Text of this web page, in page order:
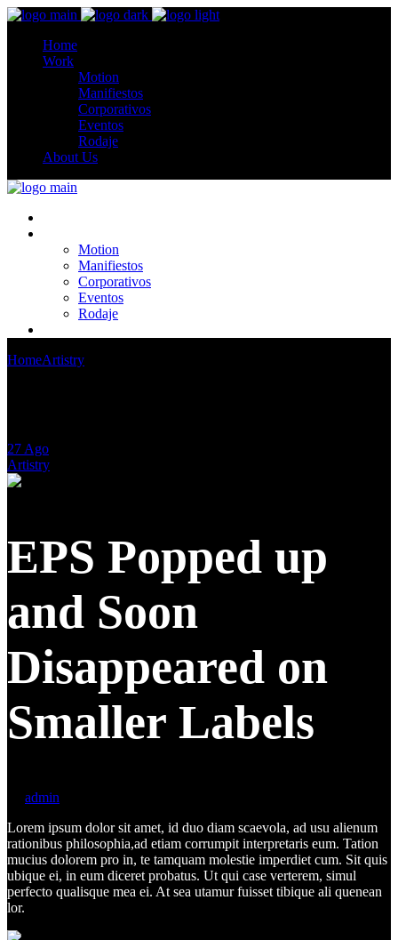
Home
Work
Motion
Manifiestos
Corporativos
Eventos
Rodaje
About Us
Motion
Manifiestos
Corporativos
Eventos
Rodaje
HomeArtistry
27 Ago
Artistry
EPS Popped up
and Soon
Disappeared on
Smaller Labels
admin
Lorem ipsum dolor sit amet, id duo diam scaevola, ad usu alienum
rationibus philosophia,ad etiam corrumpit interpretaris eum. Tation
mucius dolorem pro in, te tamquam molestie imperdiet cum. Sit quis
ubique ei, in eum diceret probatus. Ut qui case verterem, simul
perfecto qualisque mea ei. At sea utamur fuisset tibique ali quenean
lor.